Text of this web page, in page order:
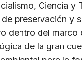
Ciencia
preservación y
dentro del
de la gran